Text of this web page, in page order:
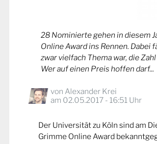
28 Nominierte gehen in diesem
Online Award ins Rennen. Dabei
zwar vielfach Thema war, die
Wer auf einen Preis hoffen darf...
von Alexander Krei
am 02.05.2017 - 16:51 Uhr
Der Universität zu Köln sind am
Grimme Online Award